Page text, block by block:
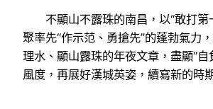
不顯山不露珠的南昌，以“敢打第
聚率先“作示范、勇搶先”的蓬勃氣力
理水、顯山露珠的年夜文章，盡顯“自
風度，再展好漢城英姿，續寫新的時